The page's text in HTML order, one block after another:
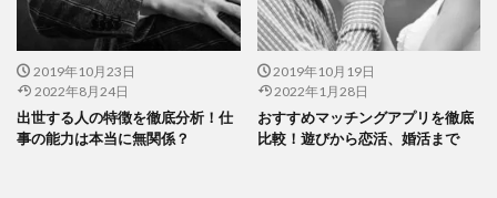
2019年10月23日
2022年8月24日
出世する人の特徴を徹底分析！仕
事の能力は本当に無関係？
2019年10月19日
2022年1月28日
おすすめマッチングアプリを徹底
比較！遊びから恋活、婚活まで